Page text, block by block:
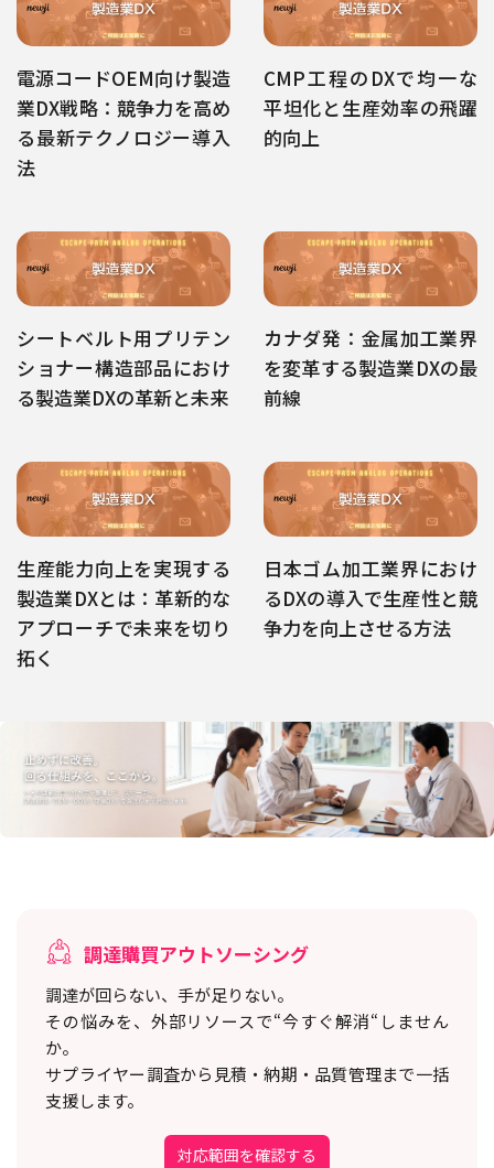
電源コードOEM向け製造
業DX戦略：競争力を高め
る最新テクノロジー導入
法
CMP工程のDXで均一な
平坦化と生産効率の飛躍
的向上
シートベルト用プリテン
ショナー構造部品におけ
る製造業DXの革新と未来
カナダ発：金属加工業界
を変革する製造業DXの最
前線
生産能力向上を実現する
製造業DXとは：革新的な
アプローチで未来を切り
拓く
日本ゴム加工業界におけ
るDXの導入で生産性と競
争力を向上させる方法
調達購買アウトソーシング
調達が回らない、手が足りない。
その悩みを、外部リソースで“今すぐ解消“しません
か。
サプライヤー調査から見積・納期・品質管理まで一括
支援します。
対応範囲を確認する